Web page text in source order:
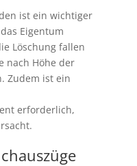
ist ein wichtiger
Eigentum
Löschung fallen
nach Höhe der
Zudem ist ein
erforderlich,